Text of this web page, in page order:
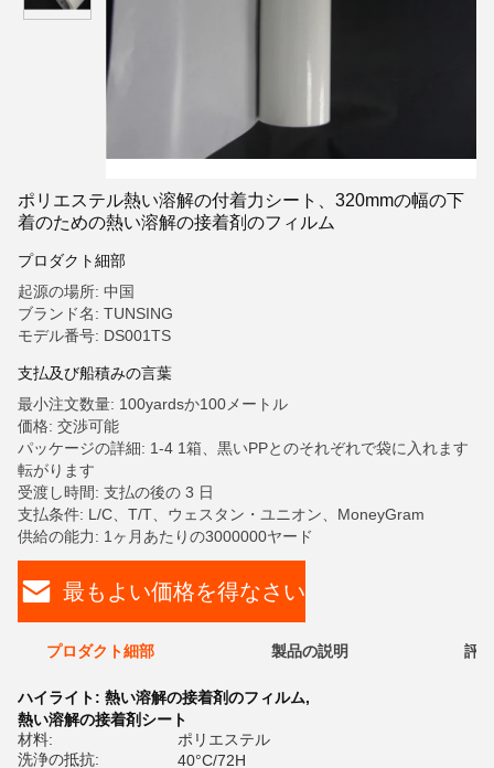
ポリエステル熱い溶解の付着力シート、320mmの幅の下
着のための熱い溶解の接着剤のフィルム
プロダクト細部
起源の場所: 中国
ブランド名: TUNSING
モデル番号: DS001TS
支払及び船積みの言葉
最小注文数量: 100yardsか100メートル
価格: 交渉可能
パッケージの詳細: 1-4 1箱、黒いPPとのそれぞれで袋に入れます
転がります
受渡し時間: 支払の後の 3 日
支払条件: L/C、T/T、ウェスタン・ユニオン、MoneyGram
供給の能力: 1ヶ月あたりの3000000ヤード
最もよい価格を得なさい
プロダクト細部 製品の説明 評
ハイライト: 熱い溶解の接着剤のフィルム,
熱い溶解の接着剤シート
材料:
ポリエステル
洗浄の抵抗:
40°C/72H